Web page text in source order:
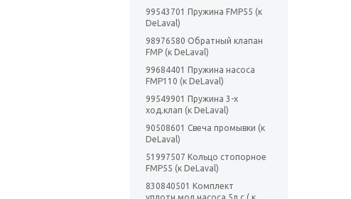
99543701 Пружина FMP55 (к
DeLaval)
98976580 Обратный клапан
FMP (к DeLaval)
99684401 Пружина насоса
FMP110 (к DeLaval)
99549901 Пружина 3-х
ход.клап (к DeLaval)
90508601 Свеча промывки (к
DeLaval)
51997507 Кольцо стопорное
FMP55 (к DeLaval)
830840501 Комплект